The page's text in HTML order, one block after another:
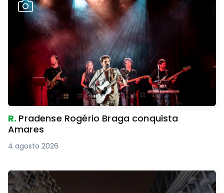
R. Pradense Rogério Braga conquista
Amares
4 agosto 2026